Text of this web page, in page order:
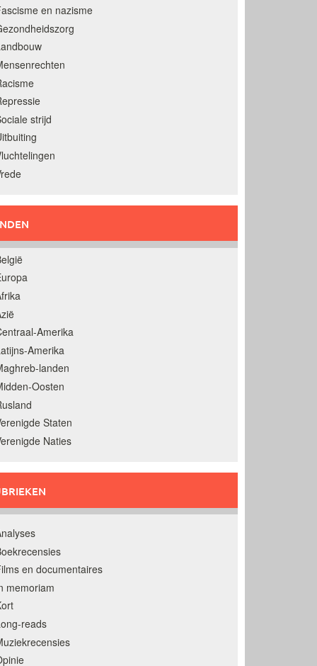
en nazisme
strijd
Amerika
Amerika
landen
Oosten
Staten
Naties
en documentaires
memoriam
reads